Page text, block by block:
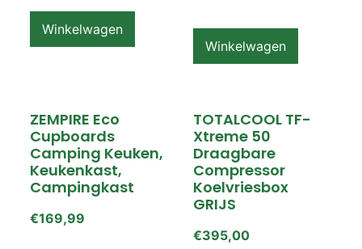
Winkelwagen
Winkelwagen
ZEMPIRE Eco
Cupboards
Camping Keuken,
Keukenkast,
Campingkast
€169,99
TOTALCOOL TF-
Xtreme 50
Draagbare
Compressor
Koelvriesbox
GRIJS
€395,00